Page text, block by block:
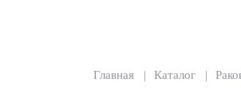
Главная Каталог